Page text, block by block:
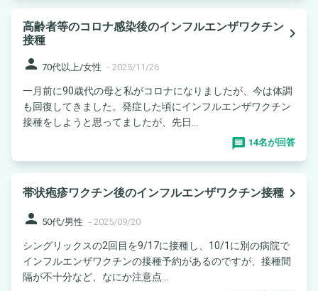
高齢者等のコロナ感染後のインフルエンザワクチン
接種
navigate_next
person 70代以上/女性 - 2025/11/26
一月前に90歳代の母と私がコロナになりましたが、今は体調
も回復してきました。発症した頃にインフルエンザワクチン
接種をしようと思ってましたが、先日...
14名が回答
帯状疱疹ワクチン後のインフルエンザワクチン接種 navigate_next
person 50代/男性 - 2025/09/20
シングリックスの2回目を9/17に接種し、10/1に別の病院で
インフルエンザワクチンの接種予約があるのですが、接種間
隔が不十分など、なにか注意点...